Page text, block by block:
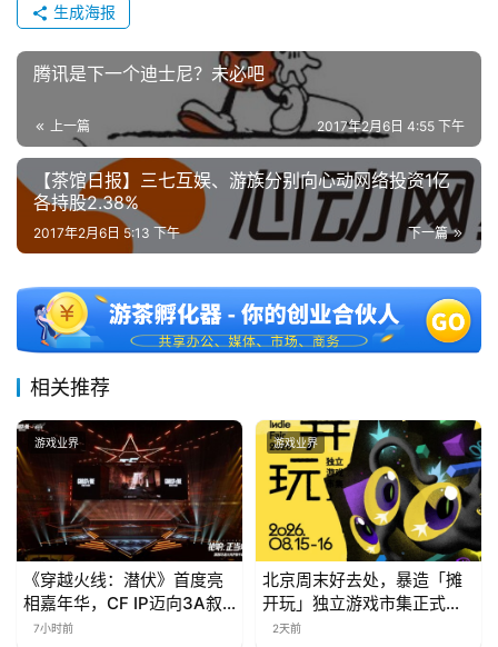
月
3
日
游
茶
接
会
上
海
站
中
文
(
中
生成海报
腾讯是下一个迪士尼？未必吧
上一篇 2017年2月6日 4:55 下午
【茶馆日报】三七互娱、游族分别向心动网络投资1亿
各持股2.38%
下一篇
2017年2月6日 5:13 下午
相关推荐
游戏业界
《穿越火线：潜伏》首度亮
相嘉年华，CF IP迈向3A叙
事新高度
7小时前
游戏业界
北京周末好去处，暴造「摊
开玩」独立游戏市集正式开
票！
2天前